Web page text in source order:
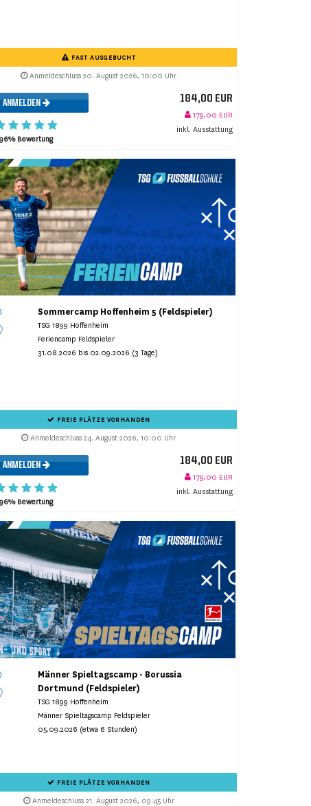
FAST AUSGEBUCHT
Anmeldeschluss 20. August 2026, 10:00 Uhr
ANMELDEN
96% Bewertung
184,00 EUR
179,00 EUR
inkl. Ausstattung
Sommercamp Hoffenheim 5 (Feldspieler)
TSG 1899 Hoffenheim
Feriencamp Feldspieler
31.08.2026 bis 02.09.2026 (3 Tage)
FREIE PLÄTZE VORHANDEN
Anmeldeschluss 24. August 2026, 10:00 Uhr
ANMELDEN
96% Bewertung
184,00 EUR
179,00 EUR
inkl. Ausstattung
Männer Spieltagscamp - Borussia
Dortmund (Feldspieler)
TSG 1899 Hoffenheim
Männer Spieltagscamp Feldspieler
05.09.2026 (etwa 6 Stunden)
FREIE PLÄTZE VORHANDEN
Anmeldeschluss 21. August 2026, 09:45 Uhr